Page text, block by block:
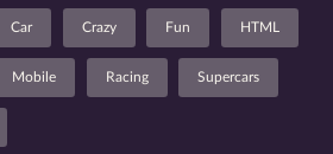
Car Crazy Fun HTML
Mobile Racing Supercars